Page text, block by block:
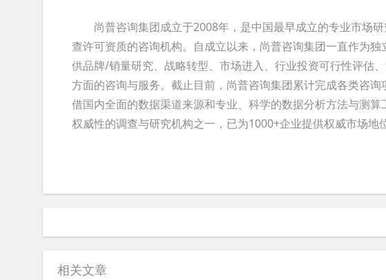
尚普咨询集团成立于2008年，是中国最早成立的专业市场研
查许可资质的咨询机构。自成立以来，尚普咨询集团一直作为
供品牌/销量研究、战略转型、市场进入、行业投资可行性评估
方面的咨询与服务。截止目前，尚普咨询集团累计完成各类咨
借国内全面的数据渠道来源和专业、科学的数据分析方法与测
权威性的调查与研究机构之一，已为1000+企业提供权威市场地
相关文章